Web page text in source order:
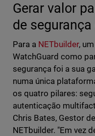
Gerar valor
de
Para a NETbuilder,
WatchGuard como
segurança foi a sua
numa única
os quatro pilares:
autenticação
Chris Bates, Gestor
NETbuilder. "Em vez